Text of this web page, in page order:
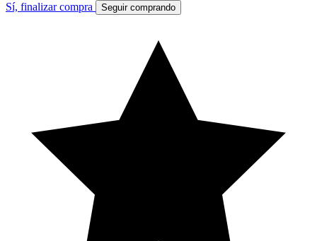
Sí, finalizar compra Seguir comprando